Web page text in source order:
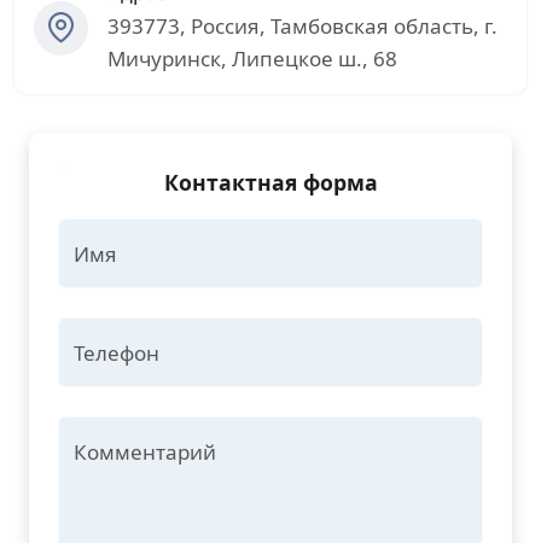
393773, Россия, Тамбовская область, г.
Мичуринск, Липецкое ш., 68
Контактная форма
Имя
Телефон
Комментарий